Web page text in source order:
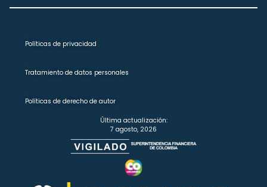
Políticas de privacidad
Tratamiento de datos personales
Políticas de derecho de autor
Última actualización:
7 agosto, 2026